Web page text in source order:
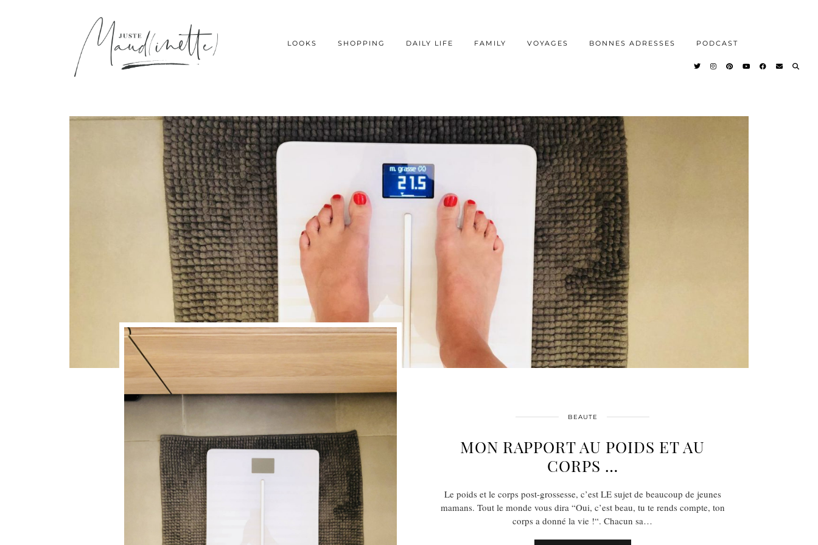
LOOKS SHOPPING DAILY LIFE FAMILY VOYAGES BONNES ADRESSES PODCAST
BEAUTE
MON RAPPORT AU POIDS ET AU
CORPS …
Le poids et le corps post-grossesse, c’est LE sujet de beaucoup de jeunes
mamans. Tout le monde vous dira “Oui, c’est beau, tu te rends compte, ton
corps a donné la vie !“. Chacun sa…